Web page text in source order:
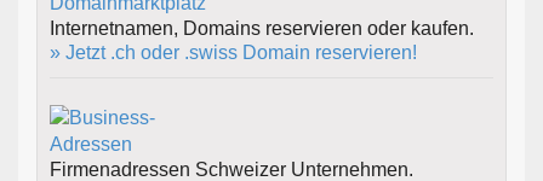
Internetnamen, Domains reservieren oder kaufen.
» Jetzt .ch oder .swiss Domain reservieren!
Firmenadressen Schweizer Unternehmen.